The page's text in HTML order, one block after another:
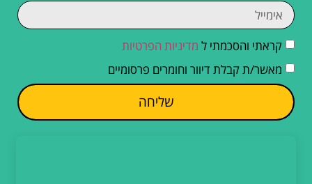
קראתי והסכמתי ל מדיניות הפרטיות
מאשר/ת קבלת דיוור וחומרים פרסומיים
שליחה